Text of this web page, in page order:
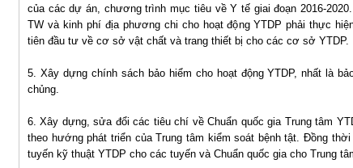
của các dự án, chương trình mục tiêu về Y tế giai đoạn 2016-
TW và kinh phí địa phương chi cho hoạt động YTDP phải thực
tiên đầu tư về cơ sở vật chất và trang thiết bị cho các cơ sở YTDP.
5. Xây dựng chính sách bảo hiểm cho hoạt động YTDP, nhất là
chủng.
6. Xây dựng, sửa đổi các tiêu chí về Chuẩn quốc gia Trung tâm
theo hướng phát triển của Trung tâm kiểm soát bệnh tật. Đồng
tuyến kỹ thuật YTDP cho các tuyến và Chuẩn quốc gia cho Trung